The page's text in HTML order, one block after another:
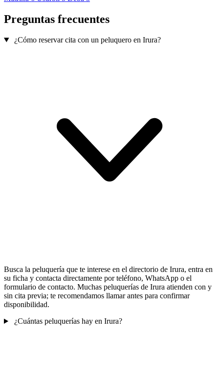
Preguntas frecuentes
¿Cómo reservar cita con un peluquero en Irura?
Busca la peluquería que te interese en el directorio de Irura, entra en
su ficha y contacta directamente por teléfono, WhatsApp o el
formulario de contacto. Muchas peluquerías de Irura atienden con y
sin cita previa; te recomendamos llamar antes para confirmar
disponibilidad.
¿Cuántas peluquerías hay en Irura?